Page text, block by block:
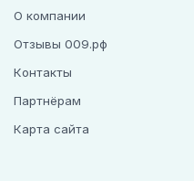
О компании
Отзывы 009.рф
Контакты
Партнёрам
Карта сайта